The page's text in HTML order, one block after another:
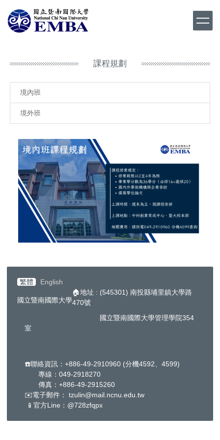
到
主
課程規劃
境內班
境外班
繁體 English
國立暨南國際大學
🏠地址 : (545301) 南投縣埔里鎮大學路
470號
國立暨南國際大學管理學院354
室
☎️聯絡資訊：+886-49-2910960 (分機4592、4599)
專線：049-2918270
傳真：+886-49-2915260
✉️電子郵件： tzulin@mail.ncnu.edu.tw
📱官方Line：@728zfqpx